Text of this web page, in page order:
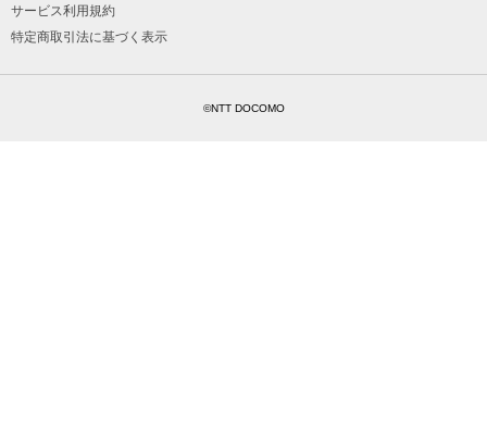
サービス利用規約
特定商取引法に基づく表示
©NTT DOCOMO